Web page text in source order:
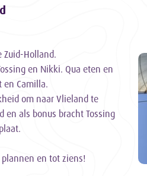
Zuid-Holland.
en Nikki. Qua eten en
en Camilla.
om naar Vlieland te
en als bonus bracht Tossing
en tot ziens!